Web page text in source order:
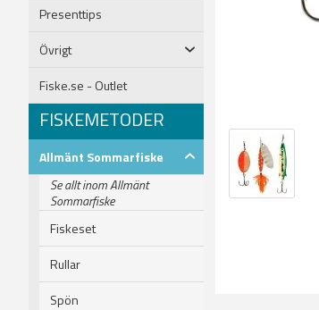
Presenttips
Övrigt
Fiske.se - Outlet
FISKEMETODER
Allmänt Sommarfiske
Se allt inom Allmänt
Sommarfiske
Fiskeset
Rullar
Spön